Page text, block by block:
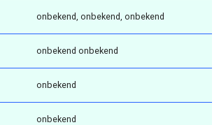
onbekend, onbekend, onbekend
onbekend onbekend
onbekend
onbekend